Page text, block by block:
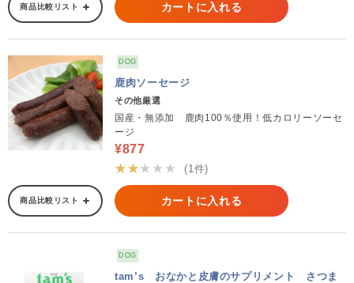
商品比較リスト カートに入れる
DOG
鹿肉ソーセージ
その他厳選
国産・無添加 鹿肉100％使用！低カロリーソーセ
ージ
¥877
★★★★★
(1件)
商品比較リスト カートに入れる
DOG
tam’s おなかと皮膚のサプリメント さつま